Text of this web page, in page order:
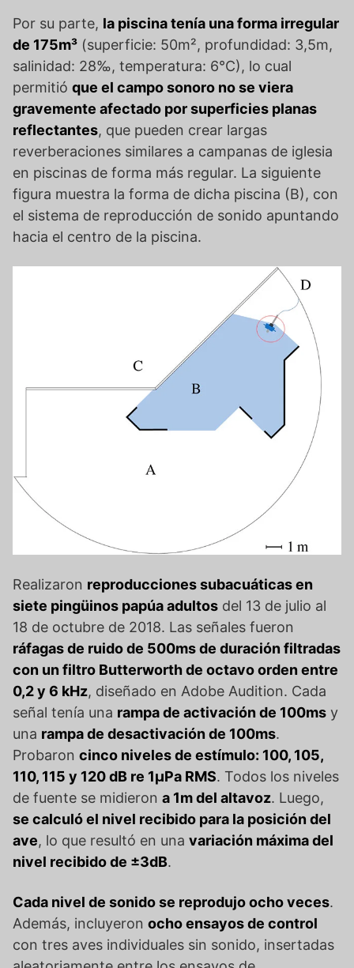
Por su parte, la piscina tenía una forma irregular
de 175m³ (superficie: 50m², profundidad: 3,5m,
salinidad: 28‰, temperatura: 6°C), lo cual
permitió que el campo sonoro no se viera
gravemente afectado por superficies planas
reflectantes, que pueden crear largas
reverberaciones similares a campanas de iglesia
en piscinas de forma más regular. La siguiente
figura muestra la forma de dicha piscina (B), con
el sistema de reproducción de sonido apuntando
hacia el centro de la piscina.
Realizaron reproducciones subacuáticas en
siete pingüinos papúa adultos del 13 de julio al
18 de octubre de 2018. Las señales fueron
ráfagas de ruido de 500ms de duración filtradas
con un filtro Butterworth de octavo orden entre
0,2 y 6 kHz, diseñado en Adobe Audition. Cada
señal tenía una rampa de activación de 100ms y
una rampa de desactivación de 100ms.
Probaron cinco niveles de estímulo: 100, 105,
110, 115 y 120 dB re 1µPa RMS. Todos los niveles
de fuente se midieron a 1m del altavoz. Luego,
se calculó el nivel recibido para la posición del
ave, lo que resultó en una variación máxima del
nivel recibido de ±3dB.
Cada nivel de sonido se reprodujo ocho veces.
Además, incluyeron ocho ensayos de control
con tres aves individuales sin sonido, insertadas